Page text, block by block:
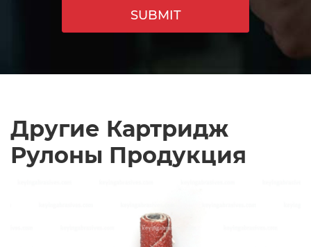
SUBMIT
Другие Картридж
Рулоны Продукция